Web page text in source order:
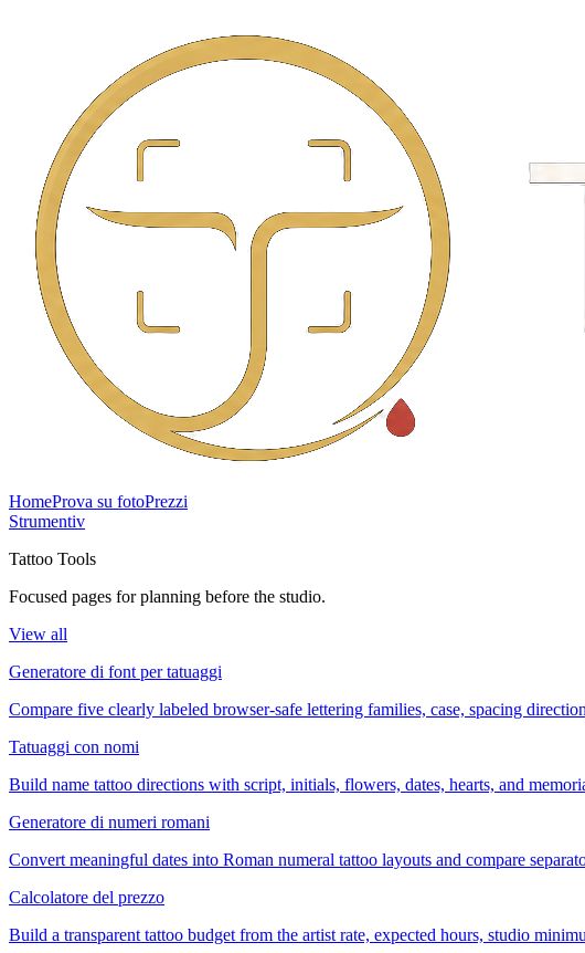
HomeProva su fotoPrezzi
Strumentiv
Tattoo Tools
Focused pages for planning before the studio.
View all
Generatore di font per tatuaggi
Compare five clearly labeled browser-safe lettering families, case, spacing
Tatuaggi con nomi
Build name tattoo directions with script, initials, flowers, dates, hearts, and
Generatore di numeri romani
Convert meaningful dates into Roman numeral tattoo layouts and compare
Calcolatore del prezzo
Build a transparent tattoo budget from the artist rate, expected hours, studio